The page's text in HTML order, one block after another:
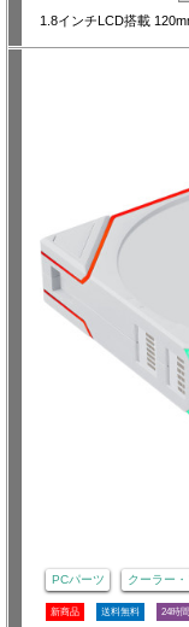
1.8インチLCD搭載
PCパーツ クーラー
新商品 送料無料 24時